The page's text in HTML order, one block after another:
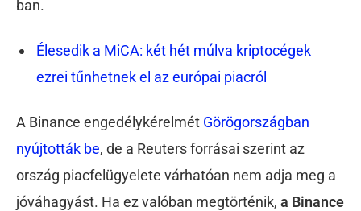
ban.
Élesedik a MiCA: két hét múlva kriptocégek
ezrei tűnhetnek el az európai piacról
A Binance engedélykérelmét Görögországban
nyújtották be, de a Reuters forrásai szerint az
ország piacfelügyelete várhatóan nem adja meg a
jóváhagyást. Ha ez valóban megtörténik, a Binance